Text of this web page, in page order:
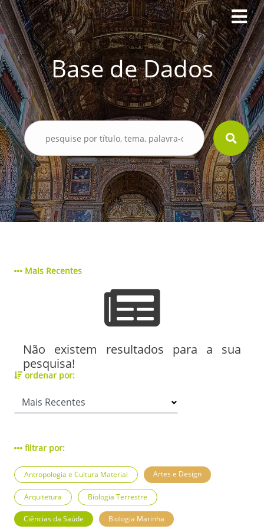
Base de Dados
Mais Recentes
Não existem resultados para a sua
pesquisa!
ordenar por:
filtrar por:
Antropologia e Cultura Material Artes e Design
Arquitetura Biologia Terrestre
Ciências da Saúde Biologia Marinha